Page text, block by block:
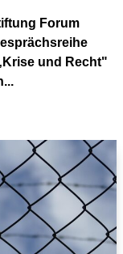
Forum
und Recht"